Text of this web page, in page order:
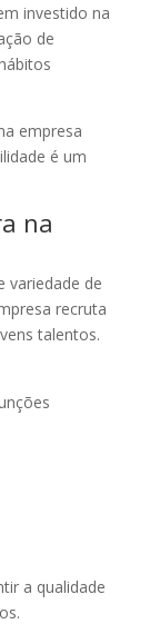
investido na
de
empresa
é um
na
variedade de
recruta
talentos.
a qualidade